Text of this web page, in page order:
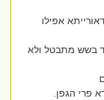
אפילו
בשש מתבטל ולא
הגפן.